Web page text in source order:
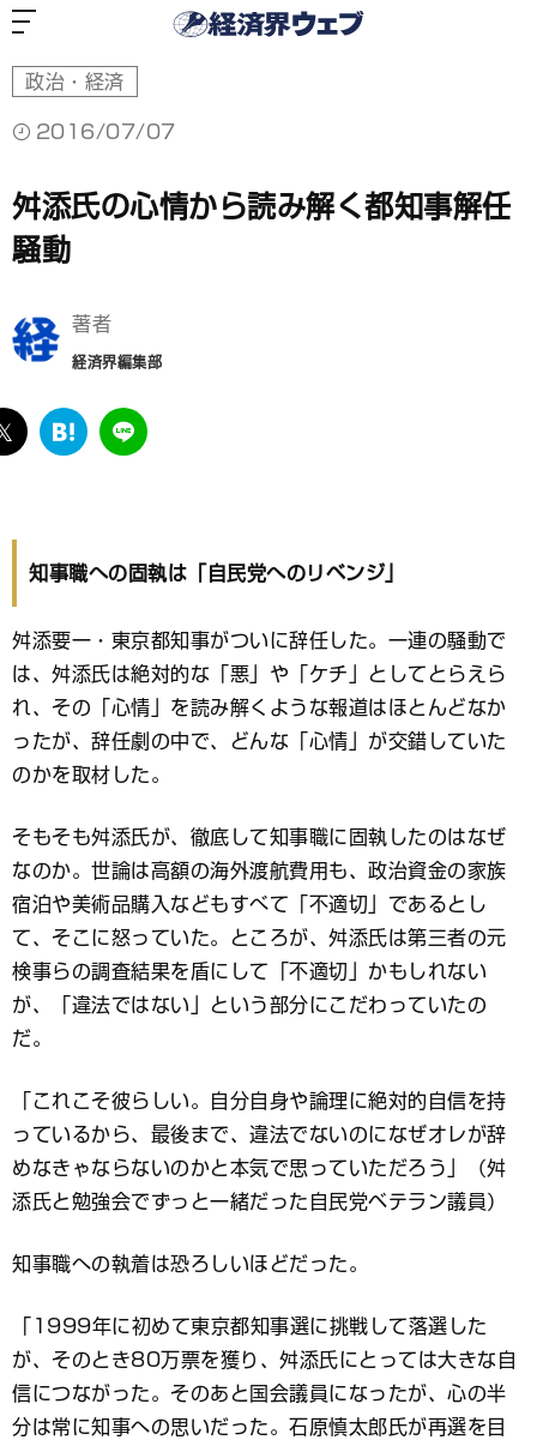
政治・経済
2016/07/07
舛添氏の心情から読み解く都知事解任
騒動
著者
経済界編集部
twitter
は
ク
マ
ク
LINE
知事職への固執は「自民党へのリベンジ」
舛添要一・東京都知事がついに辞任した。一連の騒動で
は、舛添氏は絶対的な「悪」や「ケチ」としてとらえら
れ、その「心情」を読み解くような報道はほとんどなか
ったが、辞任劇の中で、どんな「心情」が交錯していた
のかを取材した。
そもそも舛添氏が、徹底して知事職に固執したのはなぜ
なのか。世論は高額の海外渡航費用も、政治資金の家族
宿泊や美術品購入などもすべて「不適切」であるとし
て、そこに怒っていた。ところが、舛添氏は第三者の元
検事らの調査結果を盾にして「不適切」かもしれない
が、「違法ではない」という部分にこだわっていたの
だ。
「これこそ彼らしい。自分自身や論理に絶対的自信を持
っているから、最後まで、違法でないのになぜオレが辞
めなきゃならないのかと本気で思っていただろう」（舛
添氏と勉強会でずっと一緒だった自民党ベテラン議員）
知事職への執着は恐ろしいほどだった。
「1999年に初めて東京都知事選に挑戦して落選した
が、そのとき80万票を獲り、舛添氏にとっては大きな自
信につながった。そのあと国会議員になったが、心の半
分は常に知事への思いだった。石原慎太郎氏が再選を目